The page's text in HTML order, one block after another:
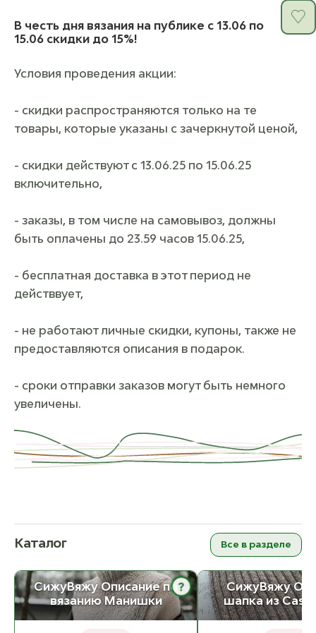
В честь дня вязания на публике c 13.06 по
15.06 скидки до 15%!
Условия проведения акции:
- скидки распространяются только на те
товары, которые указаны с зачеркнутой ценой,
- скидки действуют с 13.06.25 по 15.06.25
включительно,
- заказы, в том числе на самовывоз, должны
быть оплачены до 23.59 часов 15.06.25,
- бесплатная доставка в этот период не
действвует,
- не работают личные скидки, купоны, также не
предоставляются описания в подарок.
- сроки отправки заказов могут быть немного
увеличены.
Каталог Все в разделе
СижуВяжу Описание по
вязанию Манишки
?
СижуВяжу
шапка из Cash